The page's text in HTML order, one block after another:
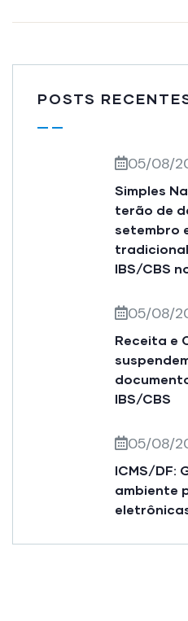
POSTS
05/08/
Simples
terão de
setembro
IBS/CBS
05/08/
Receita e
IBS/CBS
05/08/
ICMS/DF:
ambiente